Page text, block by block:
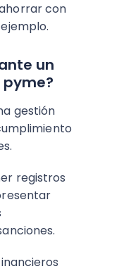
con
un
gestión
registros